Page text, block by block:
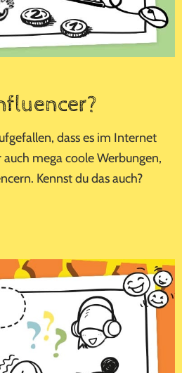
dass es im Internet
mega coole Werbungen,
Kennst du das auch?